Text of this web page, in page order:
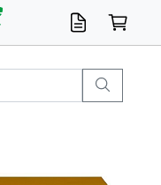
五穀/南北貨
醬油.油膏.蠔油
碗麵/義大利麵
醬菜/玉米罐
零嘴
糕餅/點心
巧克力
果汁咖啡
機能保健
麥片/玉米片
紅茶
咖啡豆/粉/濾掛
香皂/洗手乳
造型髮品
牙膏/漱口水
卸妝/粉刺調理
面/眼膜
保鮮/微波
洗衣/曬衣用具
收納用品
寵物清潔/百貨
廚房紙巾/平版/
洗衣粉/皂
浴廁/水管清潔
嬰兒尿布
烤箱/微波/電磁爐
風扇/防蚊家電
美容家電
數位週邊
辦公文具/收納
汽車百貨
健身/按摩/瑜珈
配件
調理食品
清潔用品免運
店長推薦